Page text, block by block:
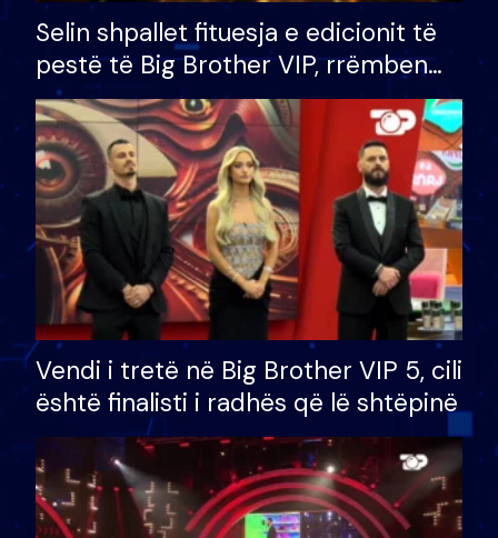
Selin shpallet fituesja e edicionit të
pestë të Big Brother VIP, rrëmben
çmimin e madh prej 100 mijë eurosh
Vendi i tretë në Big Brother VIP 5, cili
është finalisti i radhës që lë shtëpinë